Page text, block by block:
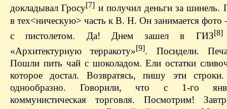
докладывал Гросу[7] и получил деньги за шинель.
в тех<ническую> часть к В. Н. Он занимается
с пистолетом. Да! Днем зашел в ГИЗ[8]
«Архитектурную терракоту»[9]. Посидели.
Пошли пить чай с шоколадом. Ели остатки
которое достал. Возвратясь, пишу эти
однообразно. Говорили, что с 1-го
коммунистическая торговля. Посмотрим!